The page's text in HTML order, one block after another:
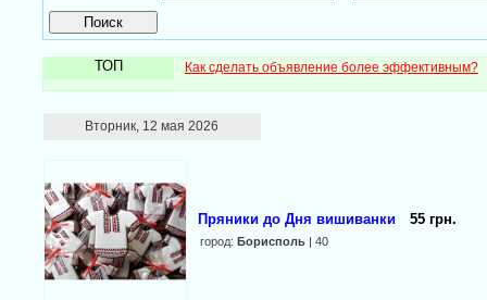
ТОП Как сделать объявление более эффективным?
Вторник, 12 мая 2026
Пряники до Дня вишиванки 55 грн.
город: Борисполь | 40